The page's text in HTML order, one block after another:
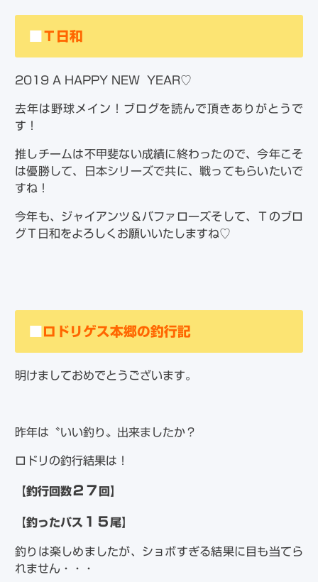
Ｔ日和
2019 A HAPPY NEW YEAR♡
去年は野球メイン！ブログを読んで頂きありがとうで
す！
推しチームは不甲斐ない成績に終わったので、今年こそ
は優勝して、日本シリーズで共に、戦ってもらいたいで
すね！
今年も、ジャイアンツ＆バファローズそして、Ｔのブロ
グＴ日和をよろしくお願いいたしますね♡
ロドリゲス本郷の釣行記
明けましておめでとうございます。
昨年は〝いい釣り〟出来ましたか？
ロドリの釣行結果は！
【釣行回数２７ 回】
【釣ったバス １５尾】
釣りは楽しめましたが、ショボすぎる結果に目も当てら
れません・・・